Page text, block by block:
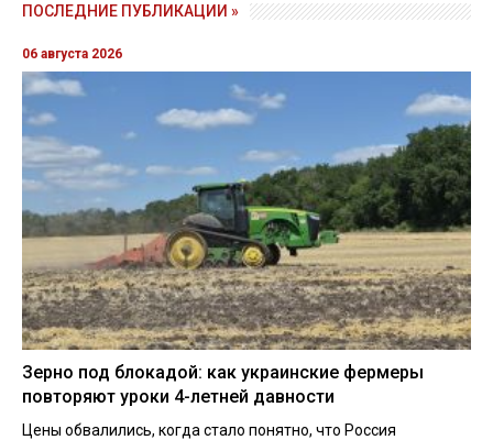
ПОСЛЕДНИЕ ПУБЛИКАЦИИ »
06 августа 2026
Зерно под блокадой: как украинские фермеры
повторяют уроки 4-летней давности
Цены обвалились, когда стало понятно, что Россия